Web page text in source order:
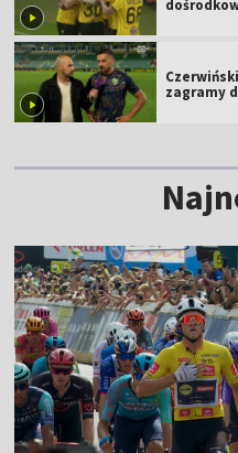
zagramy